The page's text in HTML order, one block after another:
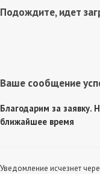
Подождите, идет
Ваше сообщение
Благодарим за
ближайшее время
Уведомление исчезнет